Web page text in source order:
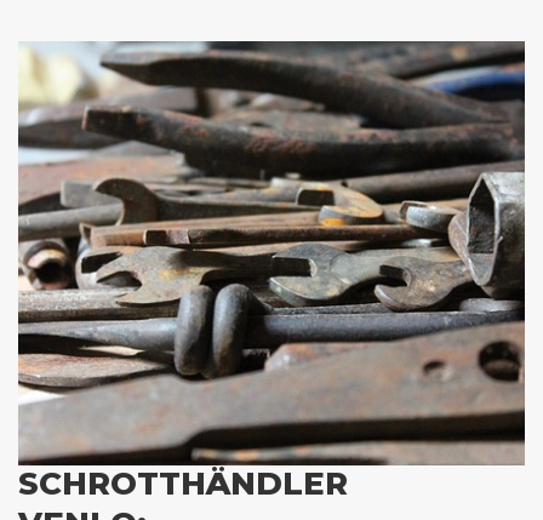
SCHROTTHÄNDLER